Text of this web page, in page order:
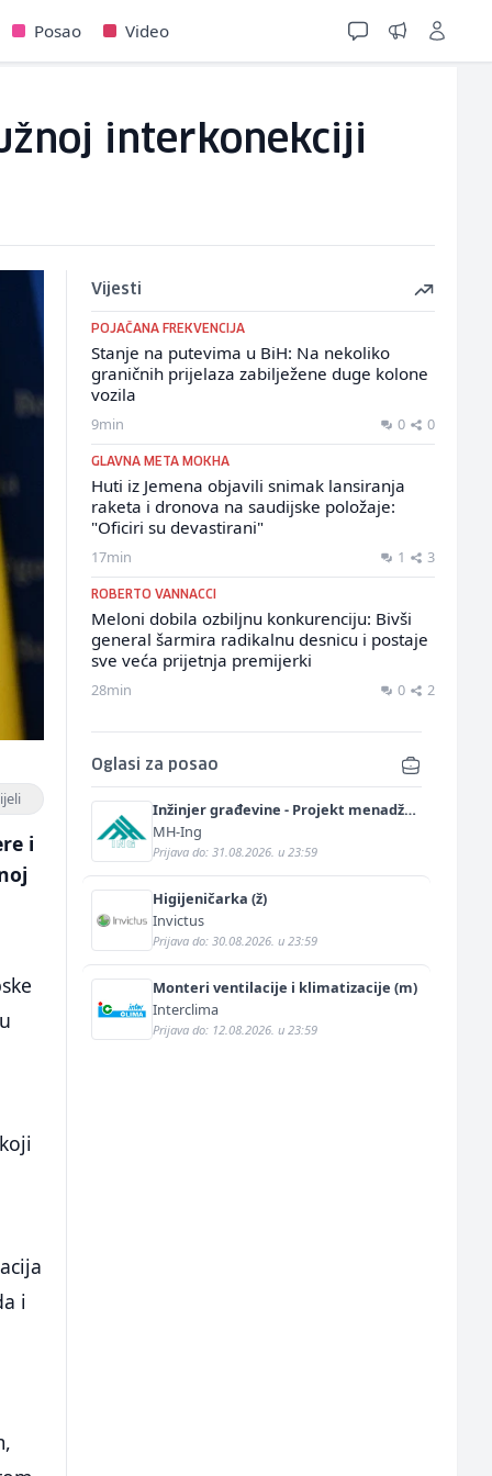
Posao Video
interkonekciji
i
i
Vijesti
POJAČANA FREKVENCIJA
Stanje na putevima u BiH: Na nekoliko
graničnih prijelaza zabilježene duge kolone
vozila
9min 0 0
GLAVNA META MOKHA
Huti iz Jemena objavili snimak lansiranja
raketa i dronova na saudijske položaje:
"Oficiri su devastirani"
17min 1 3
ROBERTO VANNACCI
Meloni dobila ozbiljnu konkurenciju: Bivši
general šarmira radikalnu desnicu i postaje
sve veća prijetnja premijerki
28min 0 2
Oglasi za posao
Inžinjer građevine - Projekt menadžer
(m/ž)
MH-Ing
Prijava do: 31.08.2026. u 23:59
Higijeničarka (ž)
Invictus
Prijava do: 30.08.2026. u 23:59
Monteri ventilacije i klimatizacije (m)
Interclima
Prijava do: 12.08.2026. u 23:59